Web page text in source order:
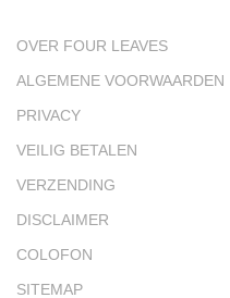
OVER FOUR LEAVES
ALGEMENE VOORWAARDEN
PRIVACY
VEILIG BETALEN
VERZENDING
DISCLAIMER
COLOFON
SITEMAP